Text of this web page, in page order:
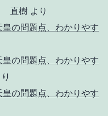
直樹 より
の問題点、わかりやす
の問題点、わかりやす
の問題点、わかりやす